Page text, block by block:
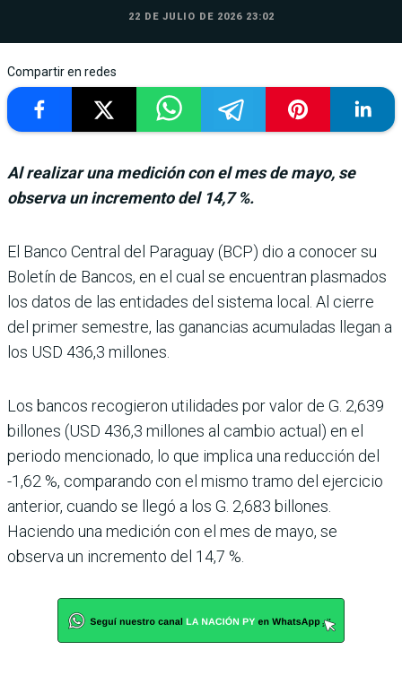
22 DE JULIO DE 2026 23:02
Compartir en redes
Al realizar una medición con el mes de mayo, se
observa un incremento del 14,7 %.
El Banco Central del Paraguay (BCP) dio a conocer su
Bole­tín de Bancos, en el cual se encuentran plasmados
los datos de las entidades del sis­tema local. Al cierre
del pri­mer semestre, las ganancias acumuladas llegan a
los USD 436,3 millones.
Los bancos recogieron uti­lidades por valor de G. 2,639
billones (USD 436,3 millo­nes al cambio actual) en el
periodo mencionado, lo que implica una reducción del
-1,62 %, comparando con el mismo tramo del ejercicio
anterior, cuando se llegó a los G. 2,683 billones.
Haciendo una medición con el mes de mayo, se
observa un incre­mento del 14,7 %.